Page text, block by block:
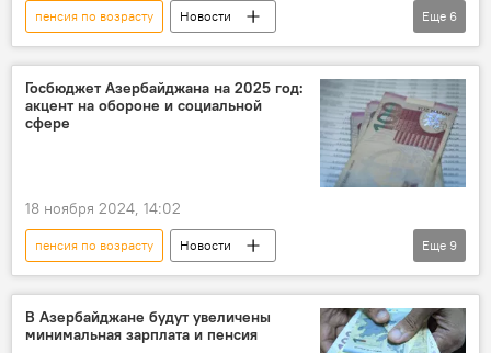
пенсия по возрасту
Новости
Азербайджан
Общество
Кладбище
Погребение
Пособие
Министерство труда и социальной защиты населения (МТСЗН) АР
Еще 6
Госбюджет Азербайджана на 2025 год:
акцент на обороне и социальной
сфере
18 ноября 2024, 14:02
пенсия по возрасту
Новости
Азербайджан
государственный бюджет
Самир Шарифов
Министерство финансов АР
Зарплата
Еще 9
В Азербайджане будут увеличены
минимальная зарплата и пенсия